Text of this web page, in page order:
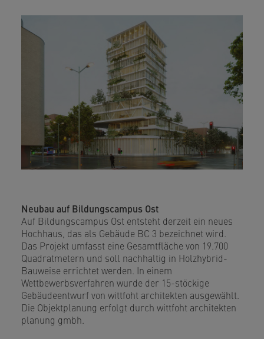
Neubau auf Bildungscampus Ost
Auf Bildungscampus Ost entsteht derzeit ein neues
Hochhaus, das als Gebäude BC 3 bezeichnet wird.
Das Projekt umfasst eine Gesamtfläche von 19.700
Quadratmetern und soll nachhaltig in Holzhybrid-
Bauweise errichtet werden. In einem
Wettbewerbsverfahren wurde der 15-stöckige
Gebäudeentwurf von wittfoht architekten ausgewählt.
Die Objektplanung erfolgt durch wittfoht architekten
planung gmbh.